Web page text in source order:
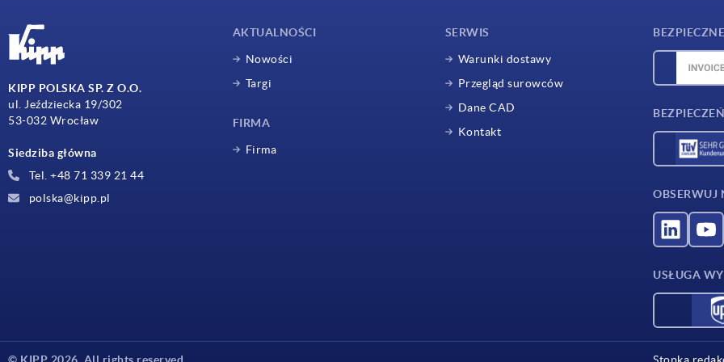
KIPP POLSKA SP. Z O.O.
ul. Jeździecka 19/302
53-032 Wrocław
Siedziba główna
Tel. +48 71 339 21 44
polska@kipp.pl
AKTUALNOŚCI
Nowości
Targi
FIRMA
Firma
SERWIS
Warunki dostawy
Przegląd surowców
Dane CAD
Kontakt
OBSERWUJ
USŁUGA